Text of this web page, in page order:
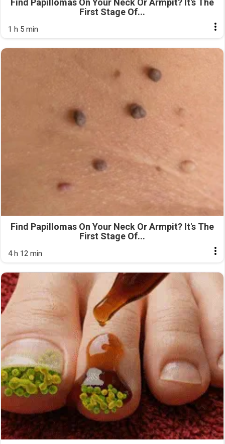
Find Papillomas On Your Neck Or Armpit? It's The
First Stage Of...
1 h 5 min
Find Papillomas On Your Neck Or Armpit? It's The
First Stage Of...
4 h 12 min